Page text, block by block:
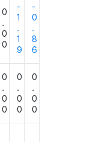
0
.
0
0
-
1
.
1
9
-
0
.
8
6
0
.
0
0
0
.
0
0
0
.
0
0